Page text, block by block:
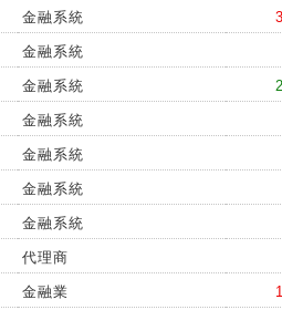
金融系統
金融系統
金融系統
金融系統
金融系統
金融系統
金融系統
代理商
金融業